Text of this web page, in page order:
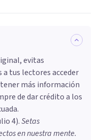
evitas
tus lectores acceder
más información
de dar crédito a los
4).Setas
en nuestra mente.